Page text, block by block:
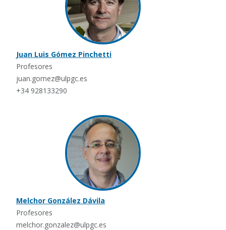
Juan Luis Gómez Pinchetti
Profesores
juan.gomez@ulpgc.es
+34 928133290
Melchor González Dávila
Profesores
melchor.gonzalez@ulpgc.es